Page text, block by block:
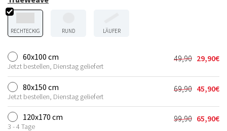
RECHTECKIG RUND LÄUFER
60x100 cm
Jetzt bestellen, Dienstag geliefert
49,90
Preis
war:
49,90€
29,90€
Aktueller
Preis
ist:
29,90€.
80x150 cm
Jetzt bestellen, Dienstag geliefert
69,90
Preis
war:
69,90€
45,90€
Aktueller
Preis
ist:
45,90€.
120x170 cm
3 - 4 Tage
99,90 65,90€
Aktueller